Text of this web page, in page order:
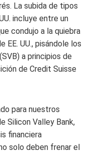
La subida de tipos
incluye entre un
condujo a la quiebra
EE. UU., pisándole los
a principios de
de Credit Suisse
para nuestros
Silicon Valley Bank,
financiera
solo deben frenar el